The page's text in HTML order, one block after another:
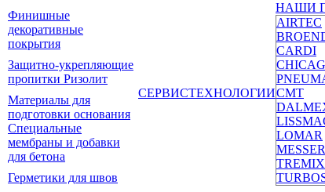
Финишные
декоративные
покрытия
Защитно-укрепляющие
пропитки Ризолит
Материалы для
подготовки основания
Специальные
мембраны и добавки
для бетона
Герметики для швов
СЕРВИСТЕХНОЛОГИИ
НАШИ
AIRTEC
CARDI
CMT
LOMAR
TREMIX